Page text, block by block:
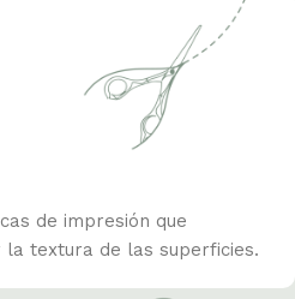
de impresión que
la textura de las superficies.